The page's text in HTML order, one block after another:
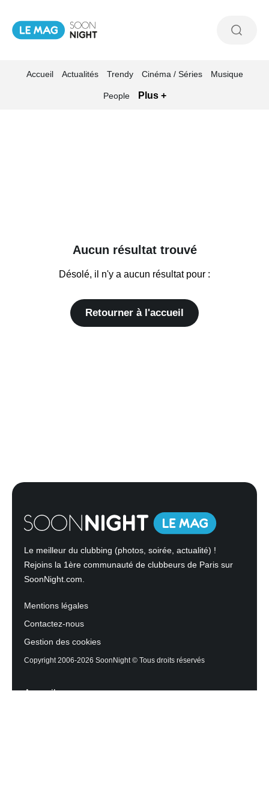
Accueil Actualités Trendy Cinéma / Séries Musique
People Plus +
Aucun résultat trouvé
Désolé, il n'y a aucun résultat pour :
Retourner à l'accueil
Le meilleur du clubbing (photos, soirée, actualité) !
Rejoins la 1ère communauté de clubbeurs de Paris sur
SoonNight.com.
Mentions légales
Contactez-nous
Gestion des cookies
Copyright 2006-2026 SoonNight © Tous droits réservés
Accueil